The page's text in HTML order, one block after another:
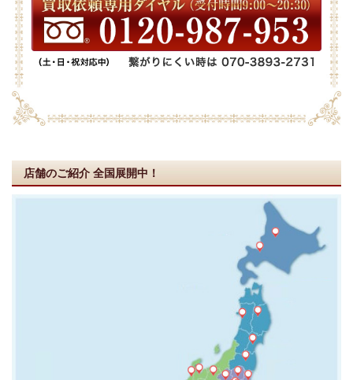
店舗のご紹介 全国展開中！